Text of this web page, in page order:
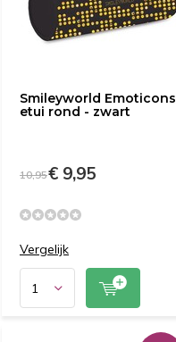
Smileyworld Emoticons
etui rond - zwart
10,95€ 9,95
Vergelijk